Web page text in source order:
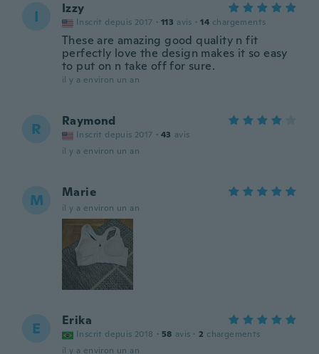
I Izzy
Inscrit depuis 2017 · 113 avis · 14 chargements
These are amazing good quality n fit
perfectly love the design makes it so easy
to put on n take off for sure.
il y a environ un an
R Raymond
Inscrit depuis 2017 · 43 avis
il y a environ un an
M Marie
il y a environ un an
E Erika
Inscrit depuis 2018 · 58 avis · 2 chargements
il y a environ un an